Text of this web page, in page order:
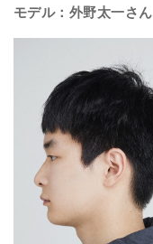
モデル：外野太一さん